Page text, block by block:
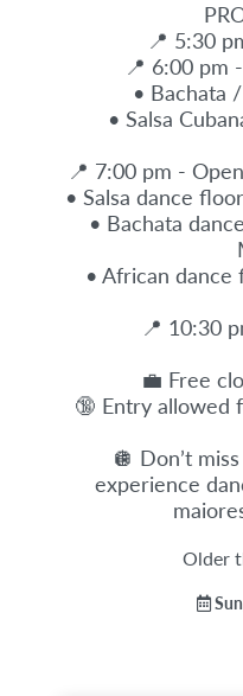
📍 5:30
📍 6:00 pm
• Bachata
• Salsa
📍 7:00 pm -
• Salsa dance
• Bachata
• African dance
📍 10:30
💼 Free
🔞 Entry allowed
🪩 Don’t
experience
Older